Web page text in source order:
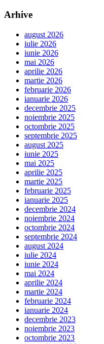
Arhive
august 2026
iulie 2026
iunie 2026
mai 2026
aprilie 2026
martie 2026
februarie 2026
ianuarie 2026
decembrie 2025
noiembrie 2025
octombrie 2025
septembrie 2025
august 2025
iunie 2025
mai 2025
aprilie 2025
martie 2025
februarie 2025
ianuarie 2025
decembrie 2024
noiembrie 2024
octombrie 2024
septembrie 2024
august 2024
iulie 2024
iunie 2024
mai 2024
aprilie 2024
martie 2024
februarie 2024
ianuarie 2024
decembrie 2023
noiembrie 2023
octombrie 2023